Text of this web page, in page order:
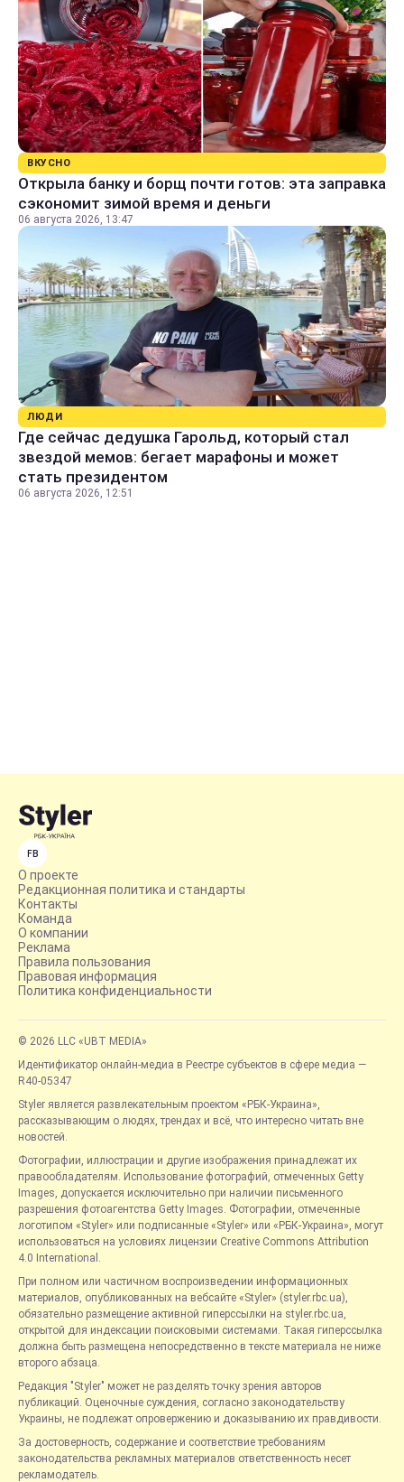
ВКУСНО
Открыла банку и борщ почти готов: эта заправка
сэкономит зимой время и деньги
06 августа 2026, 13:47
ЛЮДИ
Где сейчас дедушка Гарольд, который стал
звездой мемов: бегает марафоны и может
стать президентом
06 августа 2026, 12:51
FB
О проекте
Редакционная политика и стандарты
Контакты
Команда
О компании
Реклама
Правила пользования
Правовая информация
Политика конфиденциальности
© 2026 LLC «UBT MEDIA»
Идентификатор онлайн-медиа в Реестре субъектов в сфере медиа —
R40-05347
Styler является развлекательным проектом «РБК-Украина»,
рассказывающим о людях, трендах и всё, что интересно читать вне
новостей.
Фотографии, иллюстрации и другие изображения принадлежат их
правообладателям. Использование фотографий, отмеченных Getty
Images, допускается исключительно при наличии письменного
разрешения фотоагентства Getty Images. Фотографии, отмеченные
логотипом «Styler» или подписанные «Styler» или «РБК-Украина», могут
использоваться на условиях лицензии Creative Commons Attribution
4.0 International.
При полном или частичном воспроизведении информационных
материалов, опубликованных на вебсайте «Styler» (styler.rbc.ua),
обязательно размещение активной гиперссылки на styler.rbc.ua,
открытой для индексации поисковыми системами. Такая гиперссылка
должна быть размещена непосредственно в тексте материала не ниже
второго абзаца.
Редакция "Styler" может не разделять точку зрения авторов
публикаций. Оценочные суждения, согласно законодательству
Украины, не подлежат опровержению и доказыванию их правдивости.
За достоверность, содержание и соответствие требованиям
законодательства рекламных материалов ответственность несет
рекламодатель.